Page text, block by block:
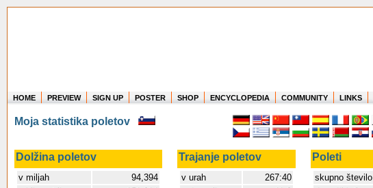
Where in the world have you flown?
How long have you been in the air?
Create your own FlightMemory and see!
HOME PREVIEW SIGN UP POSTER SHOP ENCYCLOPEDIA COMMUNITY LINKS
Moja statistika poletov
Dolžina poletov Trajanje poletov Poleti
v miljah
94,394
v urah
267:40
skupno število